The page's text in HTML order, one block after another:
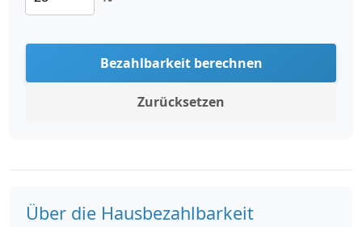
Bezahlbarkeit berechnen
Zurücksetzen
Über die Hausbezahlbarkeit